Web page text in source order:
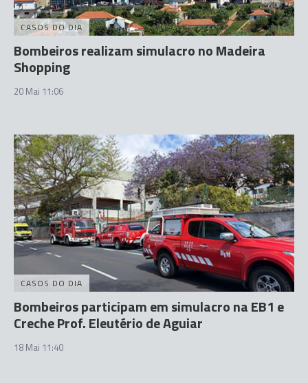
CASOS DO DIA
Bombeiros realizam simulacro no Madeira
Shopping
20 Mai 11:06
CASOS DO DIA
Bombeiros participam em simulacro na EB1 e
Creche Prof. Eleutério de Aguiar
18 Mai 11:40